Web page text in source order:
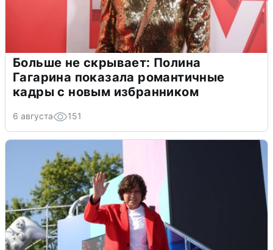
Больше не скрывает: Полина
Гагарина показала романтичные
кадры с новым избранником
6 августа 151